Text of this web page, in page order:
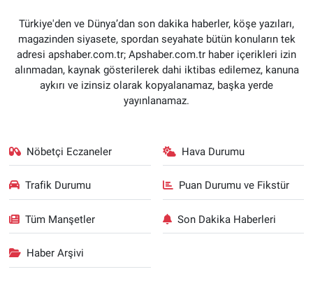
Türkiye'den ve Dünya’dan son dakika haberler, köşe yazıları,
magazinden siyasete, spordan seyahate bütün konuların tek
adresi apshaber.com.tr; Apshaber.com.tr haber içerikleri izin
alınmadan, kaynak gösterilerek dahi iktibas edilemez, kanuna
aykırı ve izinsiz olarak kopyalanamaz, başka yerde
yayınlanamaz.
Nöbetçi Eczaneler Hava Durumu
Trafik Durumu Puan Durumu ve Fikstür
Tüm Manşetler Son Dakika Haberleri
Haber Arşivi